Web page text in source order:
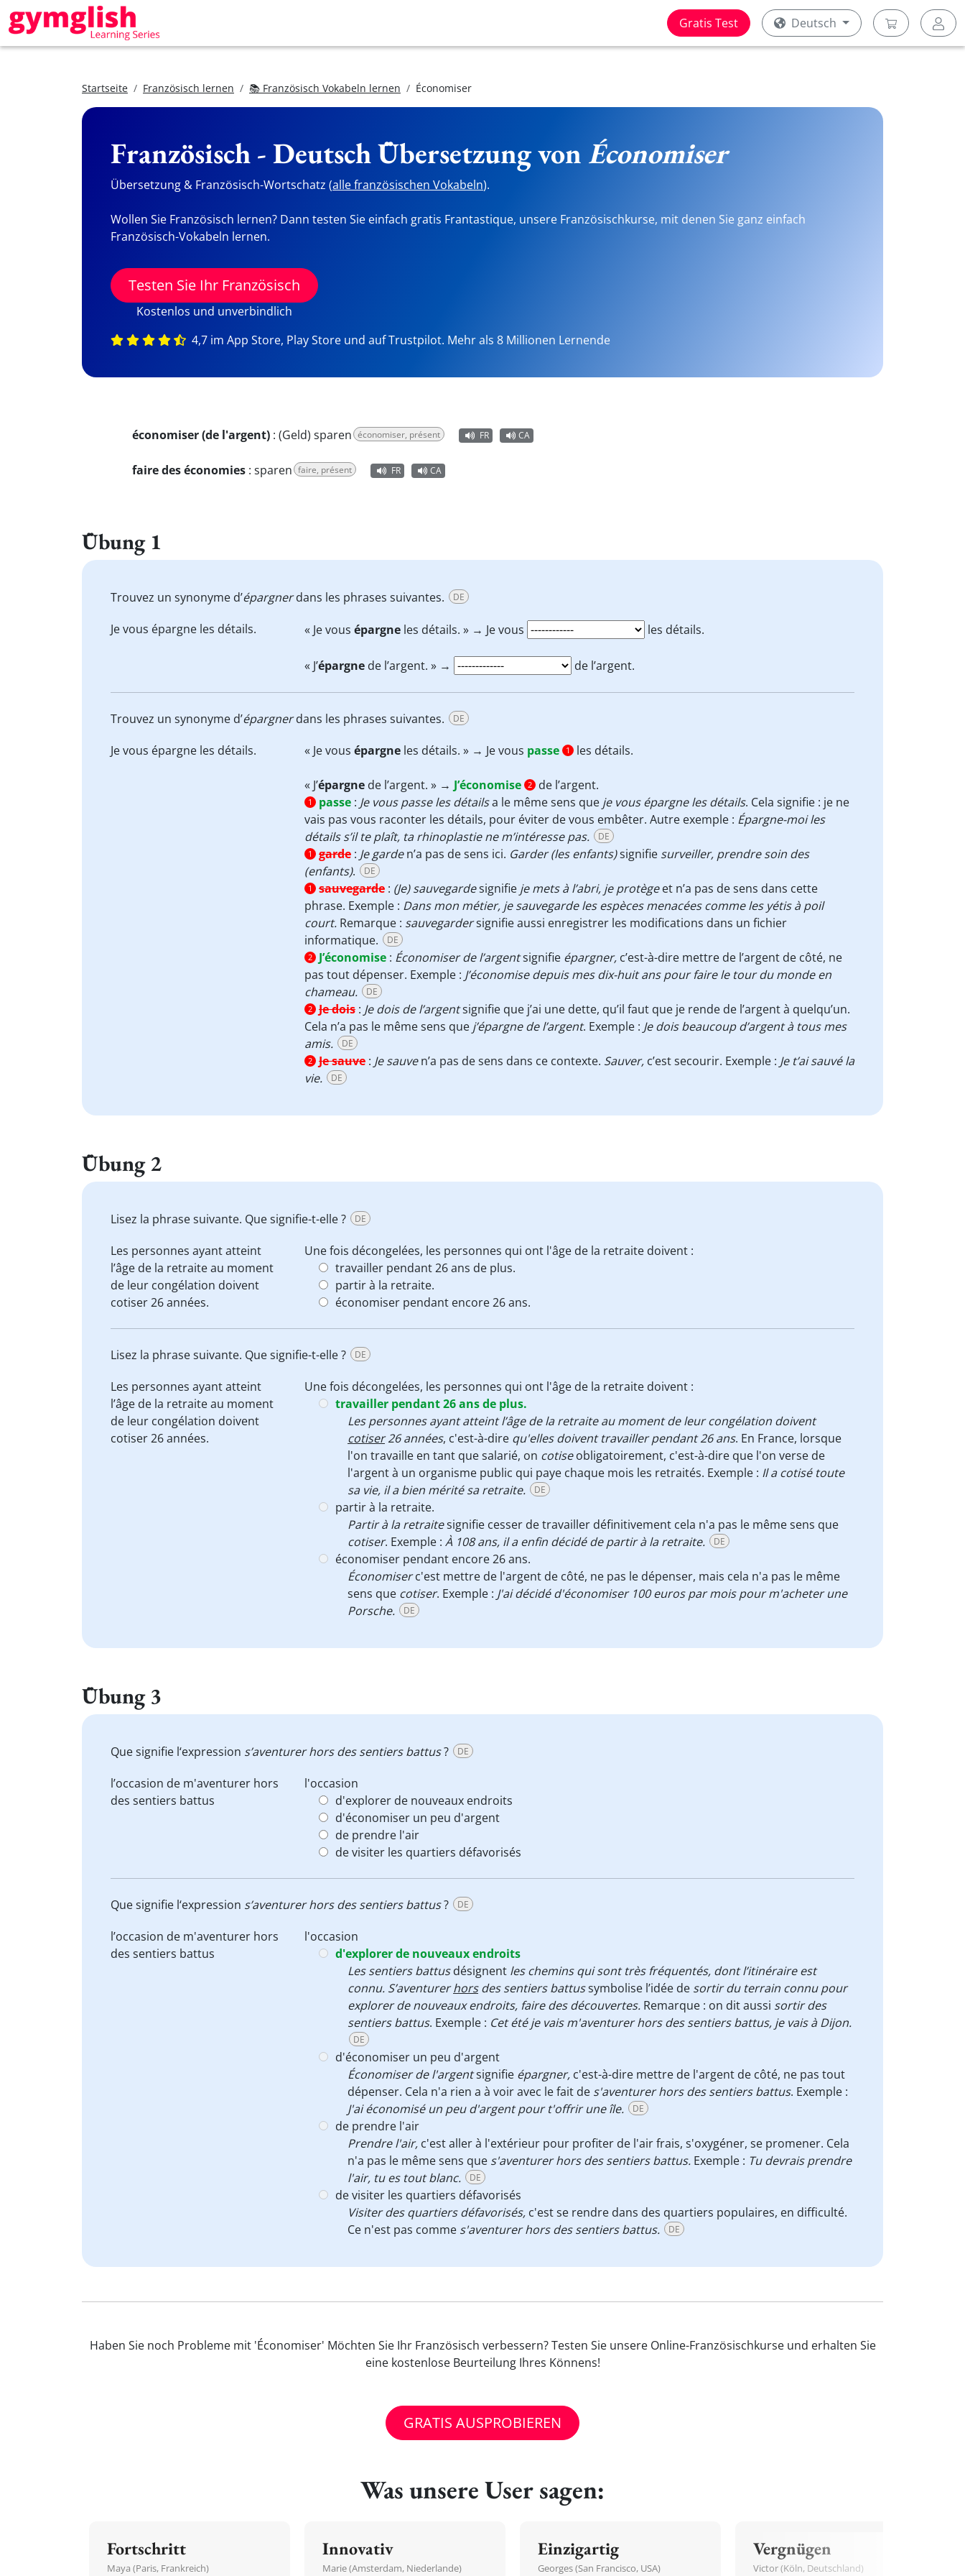
Gratis Test Deutsch
Startseite Französisch lernen 📚 Französisch Vokabeln lernen Économiser
Französisch - Deutsch Übersetzung von Économiser
Übersetzung & Französisch-Wortschatz (alle französischen Vokabeln).
Wollen Sie Französisch lernen? Dann testen Sie einfach gratis Frantastique, unsere Französischkurse, mit denen Sie ganz einfach
Französisch-Vokabeln lernen.
Testen Sie Ihr Französisch
Kostenlos und unverbindlich
4,7 im App Store, Play Store und auf Trustpilot. Mehr als 8 Millionen Lernende
économiser (de l'argent) : (Geld) sparen économiser, présent FR CA
faire des économies : sparen faire, présent FR CA
Übung 1
Trouvez un synonyme d’épargnerdans les phrases suivantes. DE
Je vous épargne les détails. « Je vous épargne les détails. » → Je vous les détails.
« J’épargne de l’argent. » → de l’argent.
Trouvez un synonyme d’épargnerdans les phrases suivantes. DE
Je vous épargne les détails. « Je vous épargne les détails. » → Je vous passe 1 les détails.
« J’épargne de l’argent. » → J’économise 2 de l’argent.
1 passe : Je vous passe les détailsa le même sens que je vous épargne les détails. Cela signifie : je ne
vais pas vous raconter les détails, pour éviter de vous embêter. Autre exemple : Épargne-moi les
détails s’il te plaît, ta rhinoplastie ne m’intéresse pas.
DE
1 garde : Je garden’a pas de sens ici. Garder (les enfants)signifie surveiller, prendre soin des
(enfants). DE
1 sauvegarde : (Je) sauvegardesignifie je mets à l’abri, je protègeet n’a pas de sens dans cette
phrase. Exemple : Dans mon métier, je sauvegarde les espèces menacées comme les yétis à poil
court. Remarque : sauvegardersignifie aussi enregistrer les modifications dans un fichier
informatique.
DE
2 J’économise : Économiser de l’argentsignifie épargner, c’est-à-dire mettre de l’argent de côté, ne
pas tout dépenser. Exemple : J’économise depuis mes dix-huit ans pour faire le tour du monde en
chameau.
DE
2 Je dois : Je dois de l’argentsignifie que j’ai une dette, qu’il faut que je rende de l’argent à quelqu’un.
Cela n’a pas le même sens que j’épargne de l’argent. Exemple : Je dois beaucoup d’argent à tous mes
amis.
DE
2 Je sauve : Je sauven’a pas de sens dans ce contexte. Sauver, c’est secourir. Exemple : Je t’ai sauvé la
vie.
DE
Übung 2
Lisez la phrase suivante. Que signifie-t-elle ? DE
Les personnes ayant atteint
l’âge de la retraite au moment
de leur congélation doivent
cotiser26 années.
Une fois décongelées, les personnes qui ont l'âge de la retraite doivent :
travailler pendant 26 ans de plus.
partir à la retraite.
économiser pendant encore 26 ans.
Lisez la phrase suivante. Que signifie-t-elle ? DE
Les personnes ayant atteint
l’âge de la retraite au moment
de leur congélation doivent
cotiser26 années.
Une fois décongelées, les personnes qui ont l'âge de la retraite doivent :
travailler pendant 26 ans de plus.
Les personnes ayant atteint l’âge de la retraite au moment de leur congélation doivent
cotiser26 années, c'est-à-dire qu'elles doivent travailler pendant 26 ans. En France, lorsque
l'on travaille en tant que salarié, on cotiseobligatoirement, c'est-à-dire que l'on verse de
l'argent à un organisme public qui paye chaque mois les retraités. Exemple : Il a cotisé toute
sa vie, il a bien mérité sa retraite.
DE
partir à la retraite.
Partir à la retraitesignifie cesser de travailler définitivement cela n'a pas le même sens que
cotiser. Exemple : À 108 ans, il a enfin décidé de partir à la retraite. DE
économiser pendant encore 26 ans.
Économiserc'est mettre de l'argent de côté, ne pas le dépenser, mais cela n'a pas le même
sens que cotiser. Exemple : J'ai décidé d'économiser 100 euros par mois pour m'acheter une
Porsche.
DE
Übung 3
Que signifie l‘expression s’aventurer hors des sentiers battus? DE
l’occasion de m'aventurer hors
des sentiers battus
l'occasion
d'explorer de nouveaux endroits
d'économiser un peu d'argent
de prendre l'air
de visiter les quartiers défavorisés
Que signifie l‘expression s’aventurer hors des sentiers battus? DE
l’occasion de m'aventurer hors
des sentiers battus
l'occasion
d'explorer de nouveaux endroits
Les sentiers battus désignent les chemins qui sont très fréquentés, dont l’itinéraire est
connu. S’aventurerhorsdes sentiers battussymbolise l’idée de sortir du terrain connu pour
explorer de nouveaux endroits, faire des découvertes. Remarque : on dit aussi sortir des
sentiers battus. Exemple : Cet été je vais m'aventurer hors des sentiers battus, je vais à Dijon.
DE
d'économiser un peu d'argent
Économiser de l'argentsignifie épargner, c'est-à-dire mettre de l'argent de côté, ne pas tout
dépenser. Cela n'a rien a à voir avec le fait de s'aventurer hors des sentiers battus. Exemple :
J'ai économisé un peu d'argent pour t'offrir une île.
DE
de prendre l'air
Prendre l'air, c'est aller à l'extérieur pour profiter de l'air frais, s'oxygéner, se promener. Cela
n'a pas le même sens que s'aventurer hors des sentiers battus. Exemple : Tu devrais prendre
l'air, tu es tout blanc.
DE
de visiter les quartiers défavorisés
Visiter des quartiers défavorisés, c'est se rendre dans des quartiers populaires, en difficulté.
Ce n'est pas comme s'aventurer hors des sentiers battus. DE
Haben Sie noch Probleme mit 'Économiser' Möchten Sie Ihr Französisch verbessern? Testen Sie unsere Online-Französischkurse und erhalten Sie
eine kostenlose Beurteilung Ihres Könnens!
GRATIS AUSPROBIEREN
Was unsere User sagen:
Fortschritt
Maya (Paris, Frankreich)
Innovativ
Marie (Amsterdam, Niederlande)
Einzigartig
Georges (San Francisco, USA)
Vergnügen
Victor (Köln, Deutschland)